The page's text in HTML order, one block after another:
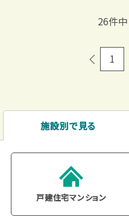
26件
1
施設別で見る
戸建住宅マンション